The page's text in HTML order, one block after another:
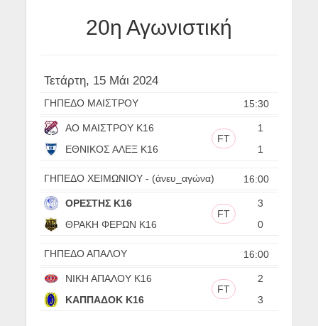
20η Αγωνιστική
Τετάρτη, 15 Μάι 2024
15:30
ΓΗΠΕΔΟ ΜΑΙΣΤΡΟΥ
ΑΟ ΜΑΙΣΤΡΟΥ Κ16
1
FT
ΕΘΝΙΚΟΣ ΑΛΕΞ Κ16
1
16:00
ΓΗΠΕΔΟ ΧΕΙΜΩΝΙΟΥ - (άνευ_αγώνα)
ΟΡΕΣΤΗΣ Κ16
3
FT
ΘΡΑΚΗ ΦΕΡΩΝ Κ16
0
16:00
ΓΗΠΕΔΟ ΑΠΑΛΟΥ
ΝΙΚΗ ΑΠΑΛΟΥ Κ16
2
FT
ΚΑΠΠΑΔΟΚ Κ16
3